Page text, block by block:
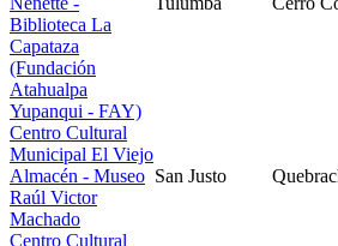
Biblioteca La
Capataza
(Fundación
Atahualpa
Yupanqui - FAY)
Centro Cultural
Municipal El Viejo
Almacén - Museo
Raúl Victor
Machado
San Justo
Centro Cultural